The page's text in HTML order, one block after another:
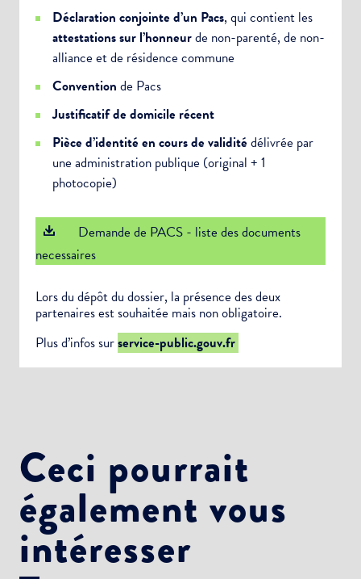
Déclaration conjointe d’un Pacs, qui contient les
attestations sur l’honneurde non-parenté, de non-
alliance et de résidence commune
Convention de Pacs
Justificatif de domicile récent
Pièce d’identité en cours de validitédélivrée par
une administration publique (original + 1
photocopie)
Demande de PACS - liste des documents
necessaires
Lors du dépôt du dossier, la présence des deux
partenaires est souhaitée mais non obligatoire.
Plus d’infos surservice-public.gouv.fr
Ceci pourrait
également vous
intéresser